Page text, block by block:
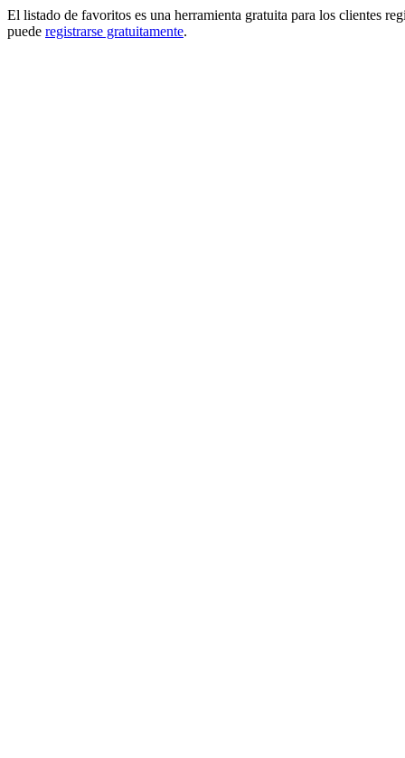
El listado de favoritos es una herramienta gratuita para los clientes
puede registrarse gratuitamente.